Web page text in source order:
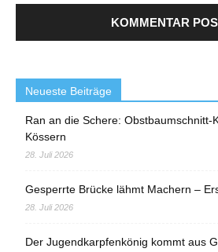
Neueste Beiträge
Ran an die Schere: Obstbaumschnitt-
Kössern
28. Juli 2026
Gesperrte Brücke lähmt Machern –
28. Juli 2026
Der Jugendkarpfenkönig kommt aus